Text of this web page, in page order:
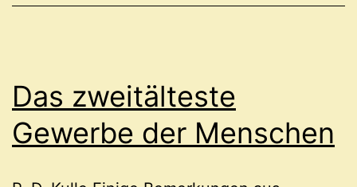
Das zweitälteste
Gewerbe der Menschen